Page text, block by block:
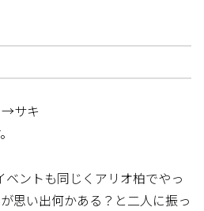
サキ
ベントも同じくアリオ柏でやっ
思い出何かある？と二人に振っ